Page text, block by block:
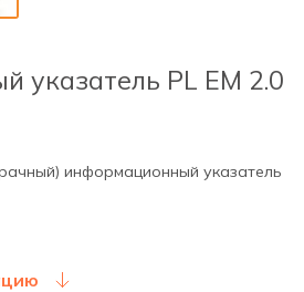
указатель PL EM 2.0
информационный указатель